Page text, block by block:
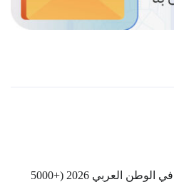
أكبر دليل لشركات المقاولات في الوطن العربي 2026 (+5000